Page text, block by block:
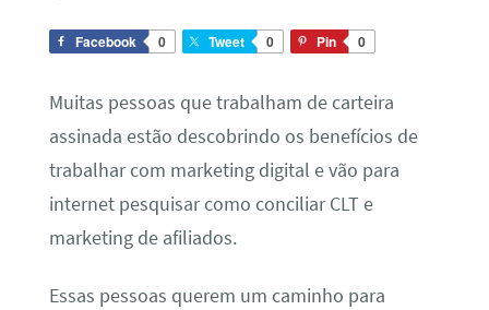
Facebook 0 Tweet 0 Pin 0
Muitas pessoas que trabalham de carteira
assinada estão descobrindo os benefícios de
trabalhar com marketing digital e vão para
internet pesquisar como conciliar CLT e
marketing de afiliados.
Essas pessoas querem um caminho para